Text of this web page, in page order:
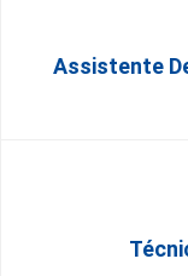
Assistente